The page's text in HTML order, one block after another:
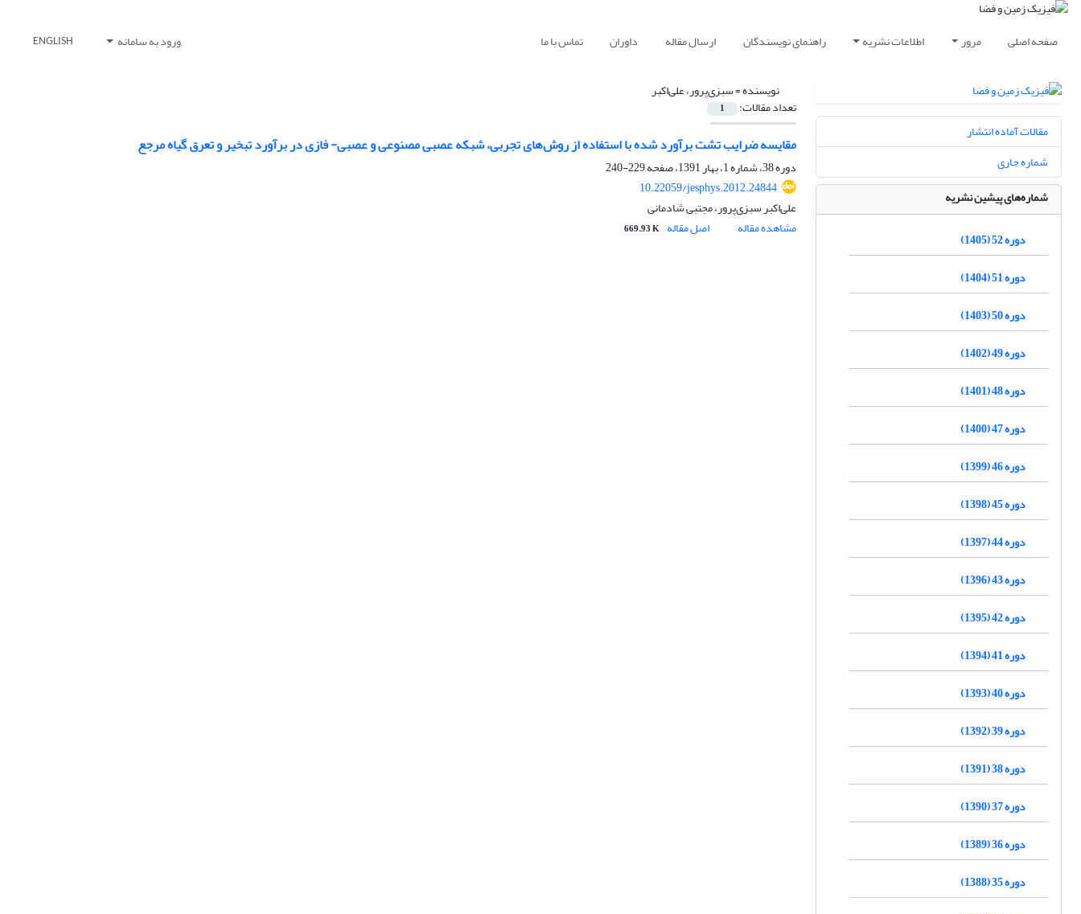
صفحه اصلی مرور اطلاعات نشریه راهنمای نویسندگان ارسال مقاله داوران تماس با ما ورود به سامانه ENGLISH
نویسنده =سبزی‌پرور، علی‌اکبر
تعداد مقالات: 1
مقایسه ضرایب تشت برآورد شده با استفاده از روش‌های تجربی، شبکه عصبی مصنوعی و عصبی- فازی در برآورد تبخیر و تعرق گیاه مرجع
دوره 38، شماره 1، بهار 1391، صفحه
229-240
10.22059/jesphys.2012.24844
علی‌اکبر سبزی‌پرور، مجتبی شادمانی
مشاهده مقاله
اصل مقاله 669.93 K
مقالات آماده انتشار
شماره جاری
شماره‌های پیشین نشریه
دوره 52 (1405)
دوره 51 (1404)
دوره 50 (1403)
دوره 49 (1402)
دوره 48 (1401)
دوره 47 (1400)
دوره 46 (1399)
دوره 45 (1398)
دوره 44 (1397)
دوره 43 (1396)
دوره 42 (1395)
دوره 41 (1394)
دوره 40 (1393)
دوره 39 (1392)
دوره 38 (1391)
دوره 37 (1390)
دوره 36 (1389)
دوره 35 (1388)